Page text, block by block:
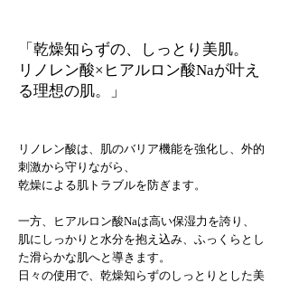
「乾燥知らずの、しっとり美肌。
リノレン酸×ヒアルロン酸Naが叶え
る理想の肌。」
リノレン酸は、肌のバリア機能を強化し、 外的
刺激から守りながら、
乾燥による肌トラブルを防ぎます。
一方、ヒアルロン酸Naは高い保湿力を誇り、
肌にしっかりと水分を抱え込み、ふっくらとし
た滑らかな肌へと導きます。
日々の使用で、乾燥知らずのしっとりとした美